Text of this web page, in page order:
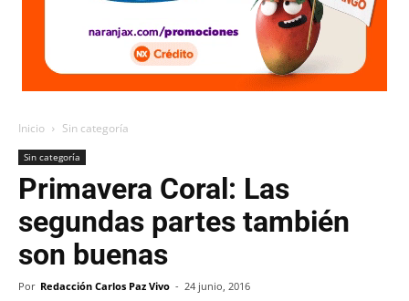
Inicio Sin categoría
Sin categoría
Primavera Coral: Las
segundas partes también
son buenas
Por Redacción Carlos Paz Vivo - 24 junio, 2016